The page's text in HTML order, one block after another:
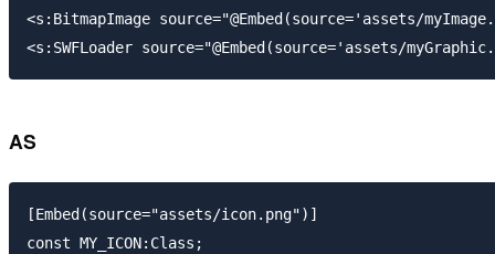
<s:BitmapImage source="@Embed(source='assets/
AS
[Embed(source="assets/icon.png")]
const MY_ICON:Class;